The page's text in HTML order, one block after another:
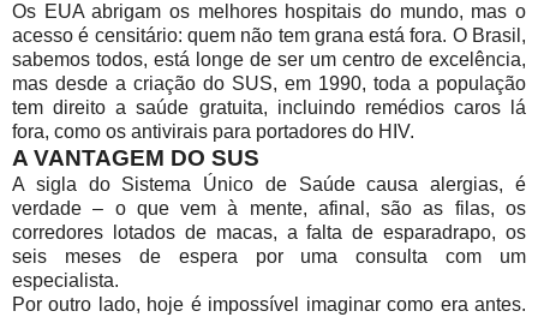
Os EUA abrigam os melhores hospitais do mundo, mas o
acesso é censitário: quem não tem grana está fora. O Brasil,
sabemos todos, está longe de ser um centro de excelência,
mas desde a criação do SUS, em 1990, toda a população
tem direito a saúde gratuita, incluindo remédios caros lá
fora, como os antivirais para portadores do HIV.
A VANTAGEM DO SUS
A sigla do Sistema Único de Saúde causa alergias, é
verdade – o que vem à mente, afinal, são as filas, os
corredores lotados de macas, a falta de esparadrapo, os
seis meses de espera por uma consulta com um
especialista.
Por outro lado, hoje é impossível imaginar como era antes.